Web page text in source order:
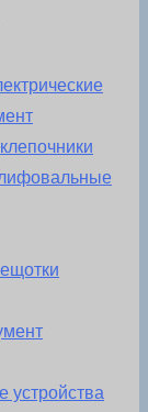
устройства